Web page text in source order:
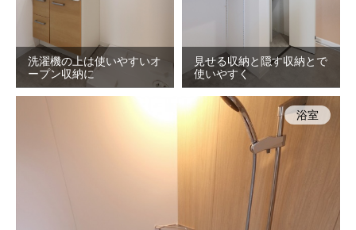
洗濯機の上は使いやすいオ
ープン収納に
見せる収納と隠す収納とで
使いやすく
浴室